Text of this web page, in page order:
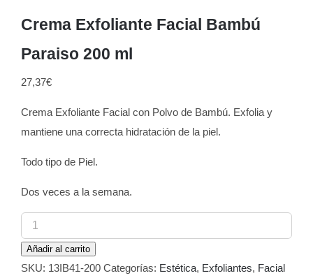
Crema Exfoliante Facial Bambú
Paraiso 200 ml
27,37€
Crema Exfoliante Facial con Polvo de Bambú. Exfolia y
mantiene una correcta hidratación de la piel.
Todo tipo de Piel.
Dos veces a la semana.
Crema
Exfoliante
Facial
Añadir al carrito
SKU: 13IB41-200 Categorías: Estética, Exfoliantes, Facial